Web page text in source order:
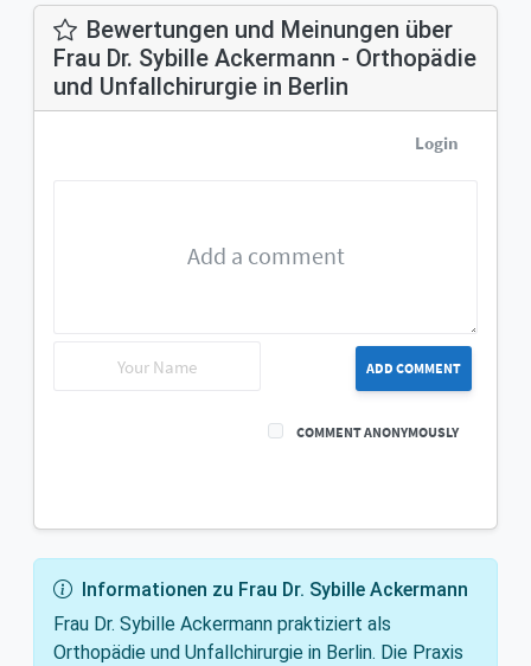
Bewertungen und Meinungen über
Frau Dr. Sybille Ackermann - Orthopädie
und Unfallchirurgie in Berlin
Login
ADD COMMENT
COMMENT ANONYMOUSLY
Informationen zu Frau Dr. Sybille Ackermann
Frau Dr. Sybille Ackermann praktiziert als
Orthopädie und Unfallchirurgie in Berlin. Die Praxis